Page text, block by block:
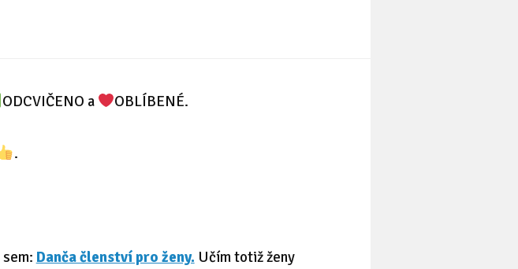
ODCVIČENO a OBLÍBENÉ.
.
Danča členství pro ženy. Učím totiž ženy